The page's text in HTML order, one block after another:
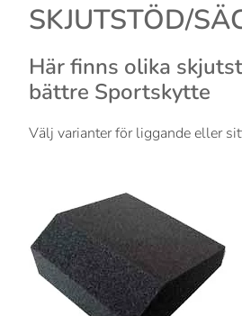
SKJUTSTÖD/
Här finns olika
bättre Sportskytte
Välj varianter för liggande eller